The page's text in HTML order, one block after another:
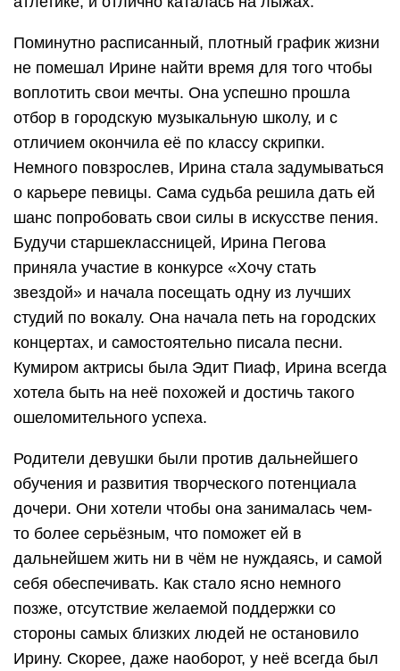
Поминутно расписанный, плотный график жизни
не помешал Ирине найти время для того чтобы
воплотить свои мечты. Она успешно прошла
отбор в городскую музыкальную школу, и с
отличием окончила её по классу скрипки.
Немного повзрослев, Ирина стала задумываться
о карьере певицы. Сама судьба решила дать ей
шанс попробовать свои силы в искусстве пения.
Будучи старшеклассницей, Ирина Пегова
приняла участие в конкурсе «Хочу стать
звездой» и начала посещать одну из лучших
студий по вокалу. Она начала петь на городских
концертах, и самостоятельно писала песни.
Кумиром актрисы была Эдит Пиаф, Ирина всегда
хотела быть на неё похожей и достичь такого
ошеломительного успеха.
Родители девушки были против дальнейшего
обучения и развития творческого потенциала
дочери. Они хотели чтобы она занималась чем-
то более серьёзным, что поможет ей в
дальнейшем жить ни в чём не нуждаясь, и самой
себя обеспечивать. Как стало ясно немного
позже, отсутствие желаемой поддержки со
стороны самых близких людей не остановило
Ирину. Скорее, даже наоборот, у неё всегда был